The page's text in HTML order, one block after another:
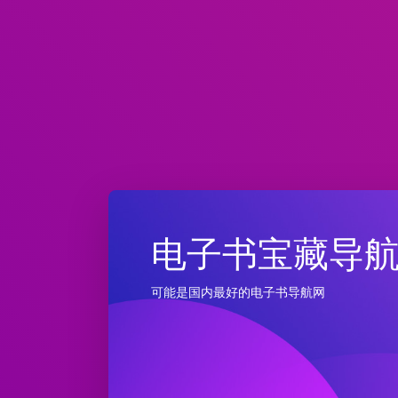
电子书宝藏导
可能是国内最好的电子书导航网